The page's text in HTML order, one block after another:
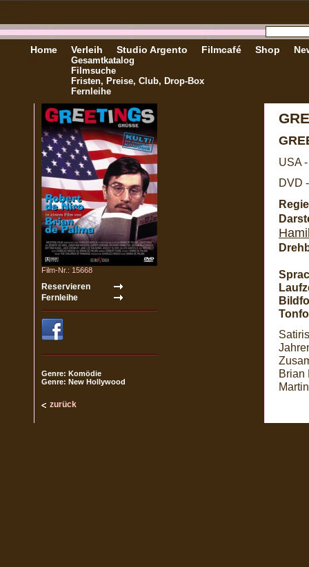
Home Verleih
Gesamtkatalog
Filmsuche
Fristen, Preise, Club, Drop-Box
Fernleihe
Studio Argento Filmcafé Shop
Film-Nr.: 15668
Genre: Komödie
Genre: New Hollywood
zurück
USA
DVD
Brian